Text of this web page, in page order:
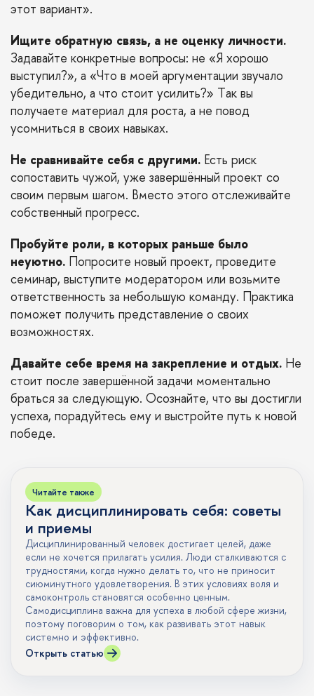
этот вариант».
Ищите обратную связь, а не оценку личности.
Задавайте конкретные вопросы: не «Я хорошо
выступил?», а «Что в моей аргументации звучало
убедительно, а что стоит усилить?» Так вы
получаете материал для роста, а не повод
усомниться в своих навыках.
Не сравнивайте себя с другими. Есть риск
сопоставить чужой, уже завершённый проект со
своим первым шагом. Вместо этого отслеживайте
собственный прогресс.
Пробуйте роли, в которых раньше было
неуютно. Попросите новый проект, проведите
семинар, выступите модератором или возьмите
ответственность за небольшую команду. Практика
поможет получить представление о своих
возможностях.
Давайте себе время на закрепление и отдых. Не
стоит после завершённой задачи моментально
браться за следующую. Осознайте, что вы достигли
успеха, порадуйтесь ему и выстройте путь к новой
победе.
Читайте также
Как дисциплинировать себя: советы
и приемы
Дисциплинированный человек достигает целей, даже
если не хочется прилагать усилия. Люди сталкиваются с
трудностями, когда нужно делать то, что не приносит
сиюминутного удовлетворения. В этих условиях воля и
самоконтроль становятся особенно ценным.
Самодисциплина важна для успеха в любой сфере жизни,
поэтому поговорим о том, как развивать этот навык
системно и эффективно.
Открыть статью